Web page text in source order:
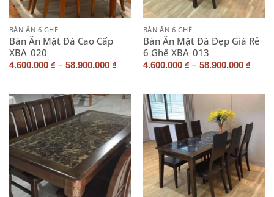
BÀN ĂN 6 GHẾ
Bàn Ăn Mặt Đá Cao Cấp
XBA_020
4.600.000 ₫ – 58.900.000 ₫
BÀN ĂN 6 GHẾ
Bàn Ăn Mặt Đá Đẹp Giá Rẻ
6 Ghế XBA_013
4.600.000 ₫ – 58.900.000 ₫